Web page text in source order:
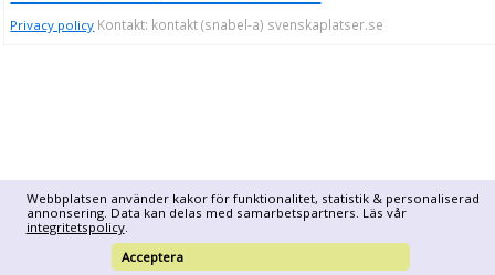
Webbplatsen använder kakor för funktionalitet, statistik & personaliserad
annonsering. Data kan delas med samarbetspartners. Läs vår
integritetspolicy.
Acceptera
Privacy policy Kontakt: kontakt (snabel-a) svenskaplatser.se